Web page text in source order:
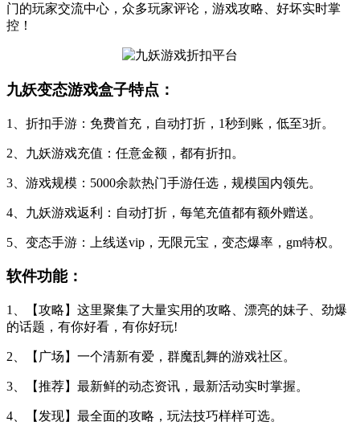
门的玩家交流中心，众多玩家评论，游戏攻略、好坏实时掌
控！
九妖变态游戏盒子特点：
1、折扣手游：免费首充，自动打折，1秒到账，低至3折。
2、九妖游戏充值：任意金额，都有折扣。
3、游戏规模：5000余款热门手游任选，规模国内领先。
4、九妖游戏返利：自动打折，每笔充值都有额外赠送。
5、变态手游：上线送vip，无限元宝，变态爆率，gm特权。
软件功能：
1、【攻略】这里聚集了大量实用的攻略、漂亮的妹子、劲爆
的话题，有你好看，有你好玩!
2、【广场】一个清新有爱，群魔乱舞的游戏社区。
3、【推荐】最新鲜的动态资讯，最新活动实时掌握。
4、【发现】最全面的攻略，玩法技巧样样可选。